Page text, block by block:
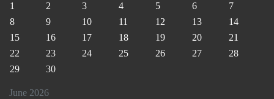
June 2026
1
2 3 4 5 6
7
8
9 10 11 12 13
14
15
16 17 18 19 20
21
22
23 24 25 26 27
28
29
30